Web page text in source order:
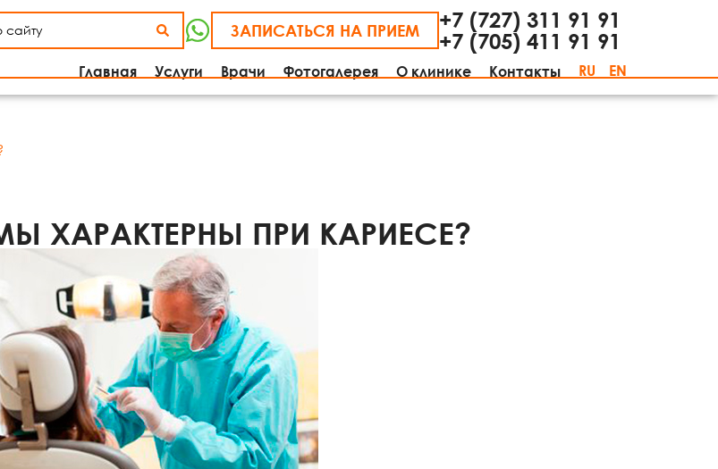
ЗАПИСАТЬСЯ НА ПРИЕМ
+7 (727) 311 91 91
+7 (705) 411 91 91
Главная Услуги Врачи Фотогалерея О клинике Контакты RU EN
ХАРАКТЕРНЫ ПРИ КАРИЕСЕ?